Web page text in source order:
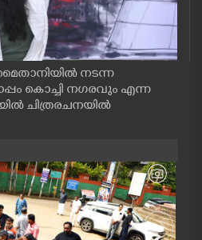
നടന്ന
കൊച്ചി നഗരവും എന്ന
ചിത്രരചനയിൽ